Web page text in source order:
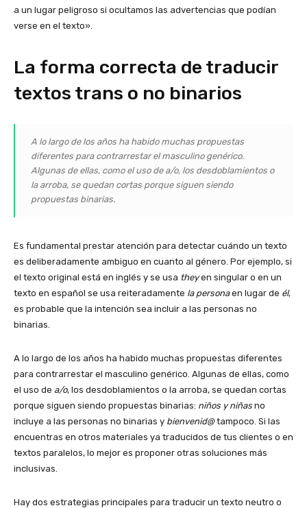
a un lugar peligroso si ocultamos las advertencias que podían
verse en el texto».
La forma correcta de traducir
textos trans o no binarios
A lo largo de los años ha habido muchas propuestas
diferentes para contrarrestar el masculino genérico.
Algunas de ellas, como el uso de a/o, los desdoblamientos o
la arroba, se quedan cortas porque siguen siendo
propuestas binarias.
Es fundamental prestar atención para detectar cuándo un texto
es deliberadamente ambiguo en cuanto al género. Por ejemplo, si
el texto original está en inglés y se usa theyen singular o en un
texto en español se usa reiteradamente la personaen lugar de él,
es probable que la intención sea incluir a las personas no
binarias.
A lo largo de los años ha habido muchas propuestas diferentes
para contrarrestar el masculino genérico. Algunas de ellas, como
el uso de a/o, los desdoblamientos o la arroba, se quedan cortas
porque siguen siendo propuestas binarias: niños y niñas no
incluye a las personas no binarias y bienvenid@tampoco. Si las
encuentras en otros materiales ya traducidos de tus clientes o en
textos paralelos, lo mejor es proponer otras soluciones más
inclusivas.
Hay dos estrategias principales para traducir un texto neutro o